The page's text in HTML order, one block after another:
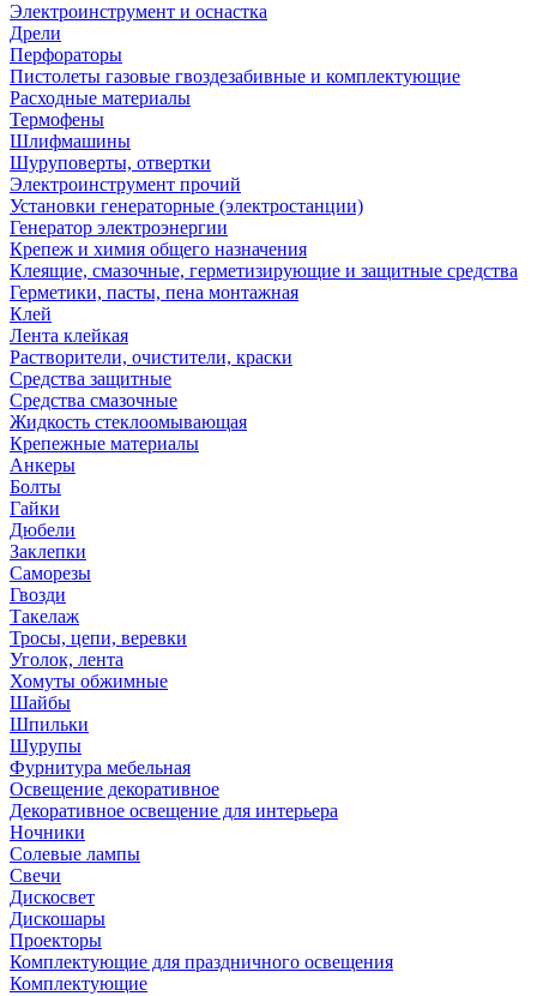
Электроинструмент и оснастка
Дрели
Перфораторы
Пистолеты газовые гвоздезабивные и комплектующие
Расходные материалы
Термофены
Шлифмашины
Шуруповерты, отвертки
Электроинструмент прочий
Установки генераторные (электростанции)
Генератор электроэнергии
Крепеж и химия общего назначения
Клеящие, смазочные, герметизирующие и защитные средства
Герметики, пасты, пена монтажная
Клей
Лента клейкая
Растворители, очистители, краски
Средства защитные
Средства смазочные
Жидкость стеклоомывающая
Крепежные материалы
Анкеры
Болты
Гайки
Дюбели
Заклепки
Саморезы
Гвозди
Такелаж
Тросы, цепи, веревки
Уголок, лента
Хомуты обжимные
Шайбы
Шпильки
Шурупы
Фурнитура мебельная
Освещение декоративное
Декоративное освещение для интерьера
Ночники
Солевые лампы
Свечи
Дискосвет
Дискошары
Проекторы
Комплектующие для праздничного освещения
Комплектующие